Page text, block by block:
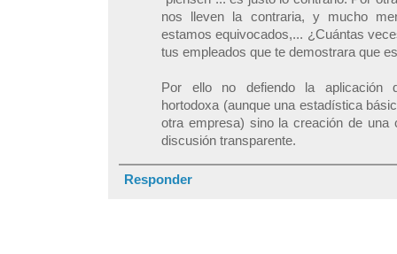
nos lleven la contraria, y mucho
estamos equivocados,... ¿Cuántas
tus empleados que te demostrara que
Por ello no defiendo la aplicación
hortodoxa (aunque una estadística
otra empresa) sino la creación de
discusión transparente.
Responder